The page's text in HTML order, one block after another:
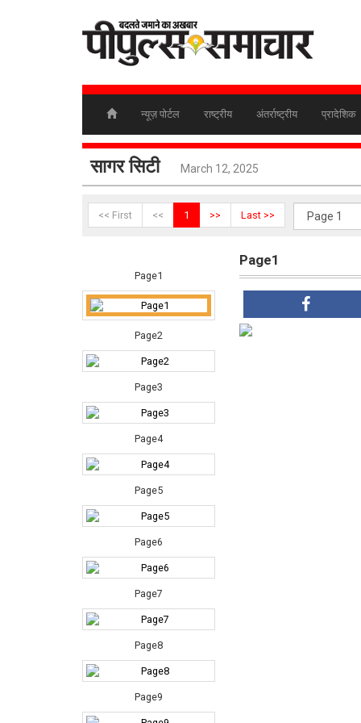
न्यूज़ पोर्टल राष्ट्रीय अंतर्राष्ट्रीय प्रादेशिक
सागर सिटी March 12, 2025
<< First << 1 >> Last >>
Page1
Page2
Page3
Page4
Page5
Page6
Page7
Page8
Page9
Page1